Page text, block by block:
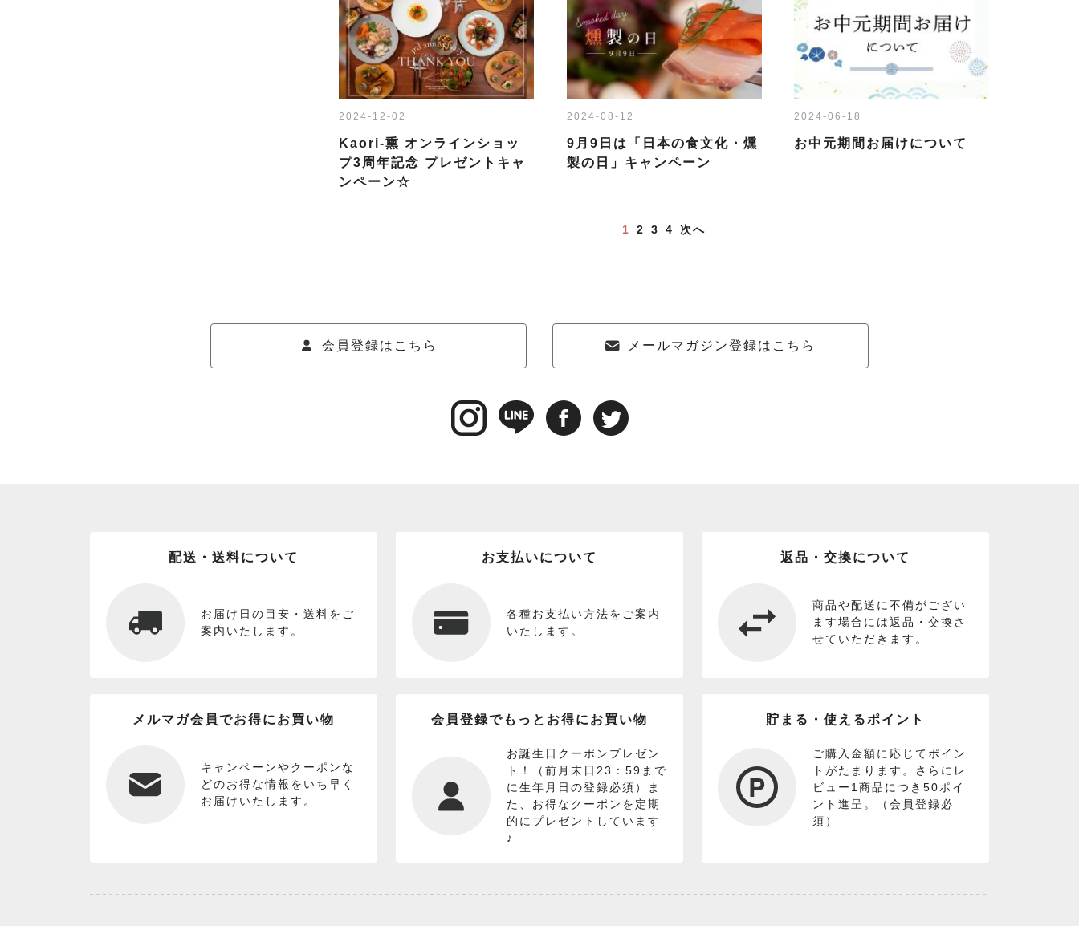
2024-12-02
Kaori-熏 オンラインショッ
プ3周年記念 プレゼントキャ
ンペーン☆
2024-08-12
9月9日は「日本の食文化・燻
製の日」キャンペーン
2024-06-18
お中元期間お届けについて
1 2 3 4 次へ
会員登録はこちら メールマガジン登録はこちら
配送・送料について
お届け日の目安・送料をご
案内いたします。
お支払いについて
各種お支払い方法をご案内
いたします。
返品・交換について
商品や配送に不備がござい
ます場合には返品・交換さ
せていただきます。
メルマガ会員でお得にお買い物
キャンペーンやクーポンな
どのお得な情報をいち早く
お届けいたします。
会員登録でもっとお得にお買い物
お誕生日クーポンプレゼン
ト！（前月末日23：59まで
に生年月日の登録必須）ま
た、お得なクーポンを定期
的にプレゼントしています
♪
貯まる・使えるポイント
ご購入金額に応じてポイン
トがたまります。さらにレ
ビュー1商品につき50ポイ
ント進呈。（会員登録必
須）